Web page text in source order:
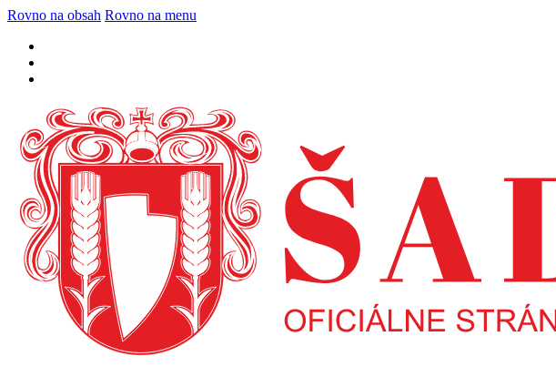
Rovno na obsah Rovno na menu